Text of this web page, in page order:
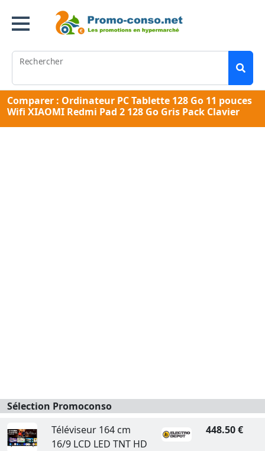
Rechercher
Comparer : Ordinateur PC Tablette 128 Go 11 pouces
Wifi XIAOMI Redmi Pad 2 128 Go Gris Pack Clavier
Sélection Promoconso
Téléviseur 164 cm
16/9 LCD LED TNT HD
448.50 €